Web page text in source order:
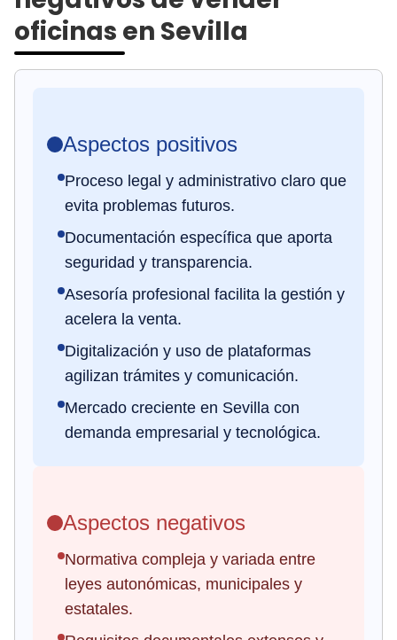
oficinas en Sevilla
Aspectos positivos
Proceso legal y administrativo claro que
evita problemas futuros.
Documentación específica que aporta
seguridad y transparencia.
Asesoría profesional facilita la gestión y
acelera la venta.
Digitalización y uso de plataformas
agilizan trámites y comunicación.
Mercado creciente en Sevilla con
demanda empresarial y tecnológica.
Aspectos negativos
Normativa compleja y variada entre
leyes autonómicas, municipales y
estatales.